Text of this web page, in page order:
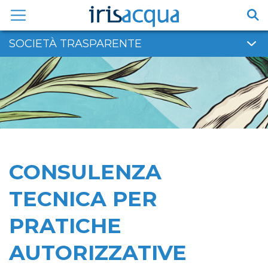
contenuto
SOCIETÀ TRASPARENTE
CONSULENZA
TECNICA PER
PRATICHE
AUTORIZZATIVE